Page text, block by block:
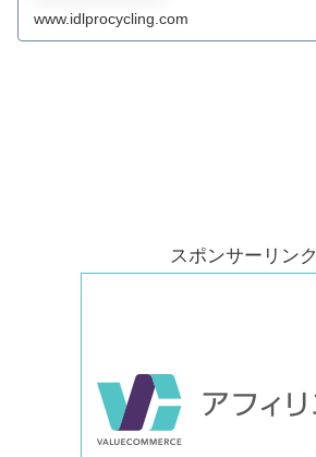
www.idlprocycling.com
スポンサーリンク